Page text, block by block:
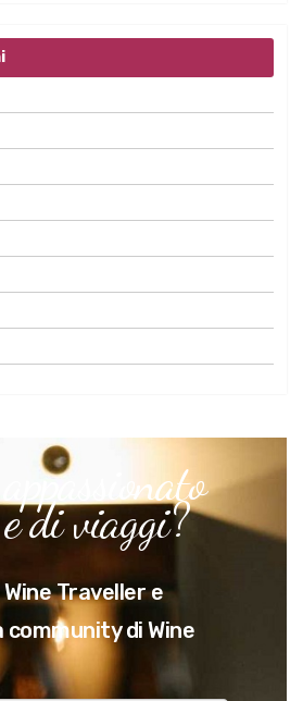
di viaggi?
Traveller e
community di Wine